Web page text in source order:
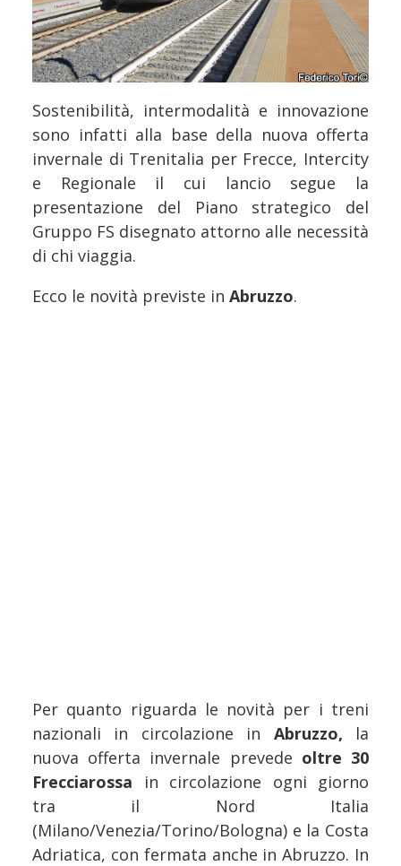
Sostenibilità, intermodalità e innovazione
sono infatti alla base della nuova offerta
invernale di Trenitalia per Frecce, Intercity
e Regionale il cui lancio segue la
presentazione del Piano strategico del
Gruppo FS disegnato attorno alle necessità
di chi viaggia.
Ecco le novità previste in Abruzzo.
Per quanto riguarda le novità per i treni
nazionali in circolazione in Abruzzo, la
nuova offerta invernale prevede oltre 30
Frecciarossa
in circolazione ogni giorno
tra il Nord Italia
(Milano/Venezia/Torino/Bologna) e la Costa
Adriatica, con fermata anche in Abruzzo. In